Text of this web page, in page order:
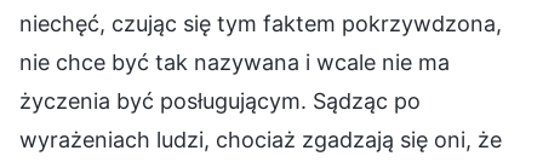
niechęć, czując się tym faktem pokrzywdzona,
nie chce być tak nazywana i wcale nie ma
życzenia być posługującym. Sądząc po
wyrażeniach ludzi, chociaż zgadzają się oni, że